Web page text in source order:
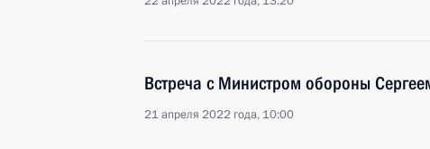
Встреча с Министром обороны
21 апреля 2022 года, 10:00